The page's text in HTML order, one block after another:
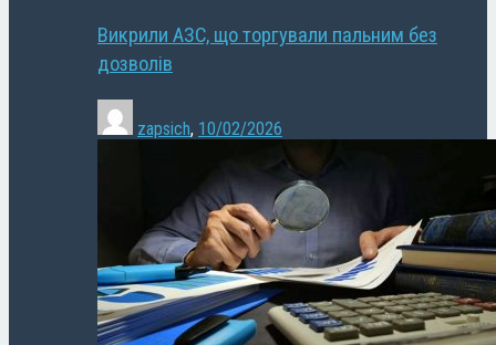
Викрили АЗС, що торгували пальним без
дозволів
zapsich, 10/02/2026